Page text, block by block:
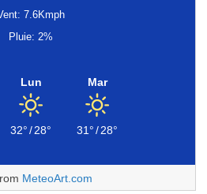
7.6Kmph
Pluie: 2%
Lun
32°/28°
Mar
31°/28°
MeteoArt.com